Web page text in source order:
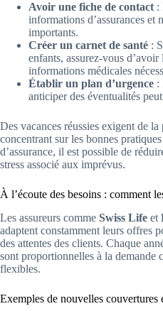
Avoir une fiche de contact :
informations d’assurances et
importants.
Créer un carnet de santé :
enfants, assurez-vous d’avoir
informations médicales
Établir un plan d’urgence :
anticiper des éventualités
Des vacances réussies exigent de
concentrant sur les bonnes
d’assurance, il est possible de
stress associé aux imprévus.
À l’écoute des besoins : comment
Les assureurs comme Swiss Life et
adaptent constamment leurs offres
des attentes des clients. Chaque
sont proportionnelles à la demande
flexibles.
Exemples de nouvelles couvertures